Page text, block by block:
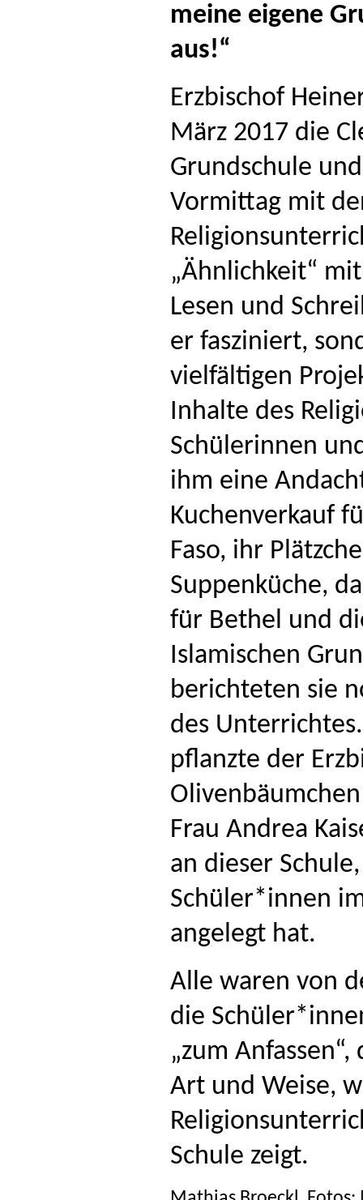
meine eigene
aus!“
Erzbischof
März 2017 die
Grundschule
Vormittag mit
„Ähnlichkeit“
Lesen und
er fasziniert,
vielfältigen
Inhalte des
Schülerinnen
ihm eine
Kuchenverkauf
Faso, ihr
Suppenküche,
für Bethel und
Islamischen
berichteten sie
des
pflanzte der
Frau Andrea
an dieser
Schüler*innen
angelegt hat.
Alle waren von
die
„zum
Art und Weise,
Schule zeigt.